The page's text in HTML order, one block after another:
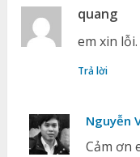
quang
em xin
Trả lời
Nguyễn
Cảm ơn